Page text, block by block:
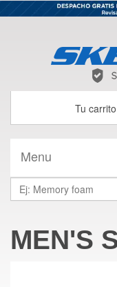
Tu
Menu
MEN'S